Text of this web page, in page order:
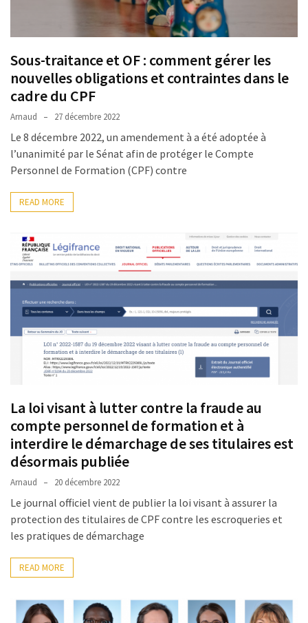
Certification
Sous-traitance et OF : comment gérer les
nouvelles obligations et contraintes dans le
cadre du CPF
Arnaud 27 décembre 2022
Le 8 décembre 2022, un amendement à a été adoptée à
l’unanimité par le Sénat afin de protéger le Compte
Personnel de Formation (CPF) contre
READ MORE
La loi visant à lutter contre la fraude au
compte personnel de formation et à
interdire le démarchage de ses titulaires est
désormais publiée
Arnaud 20 décembre 2022
Le journal officiel vient de publier la loi visant à assurer la
protection des titulaires de CPF contre les escroqueries et
les pratiques de démarchage
READ MORE